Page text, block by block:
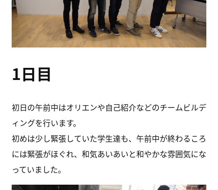
1日目
初日の午前中はオリエンや自己紹介などのチームビルデ
ィングを行います。
初めは少し緊張していた学生達も、午前中が終わるころ
には緊張がほぐれ、和気あいあいと和やかな雰囲気にな
っていました。